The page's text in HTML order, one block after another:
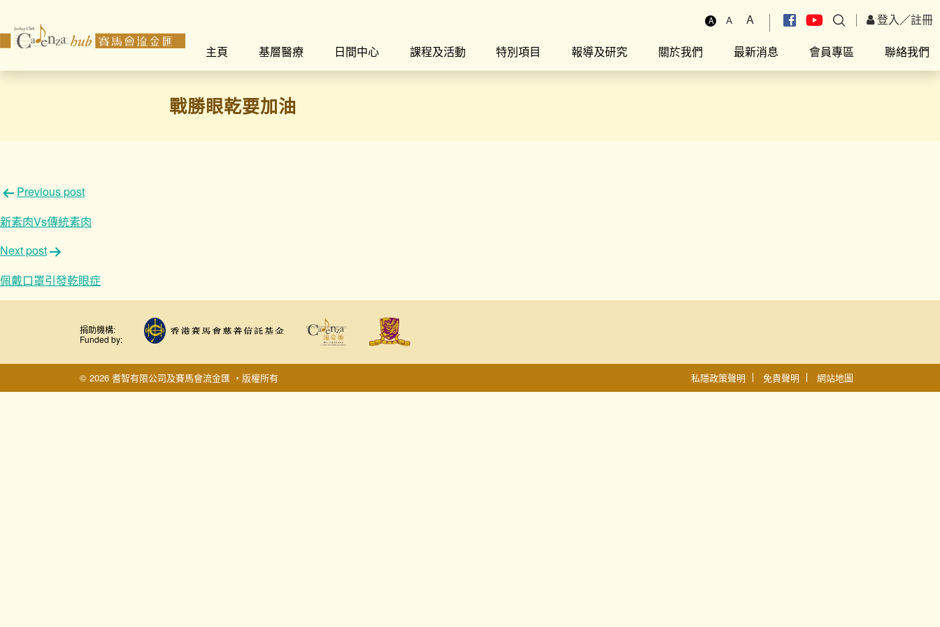
A A A 登入／註冊
主頁
基層醫療 日間中心 課程及活動 特別項目 報導及研究 關於我們 最新消息 會員專區 聯絡我們
戰勝眼乾要加油
文
章
導
覽
Previous post
新素肉Vs傳統素肉
Next post
佩戴口罩引發乾眼症
捐助機構:
Funded by:
© 2026 耆智有限公司及賽馬會流金匯 ‧版權所有 私隱政策聲明 免責聲明 網站地圖